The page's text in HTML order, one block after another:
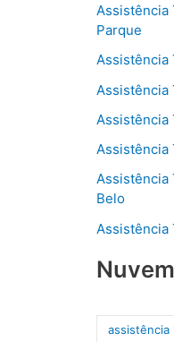
Assistência
Parque
Assistência
Assistência
Assistência
Assistência
Assistência
Belo
Assistência
assistência